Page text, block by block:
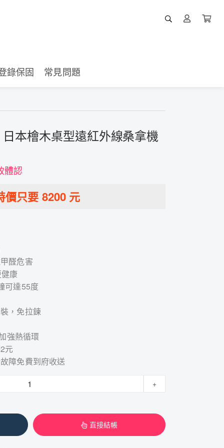
錄保固 常見問題
本檜木桌型遠紅外線桑拿機
體認
價只要 8200 元
醛危害
康
可達55度
，免拉鍊
強熱循環
元
障免費到府收送
+
直接結帳